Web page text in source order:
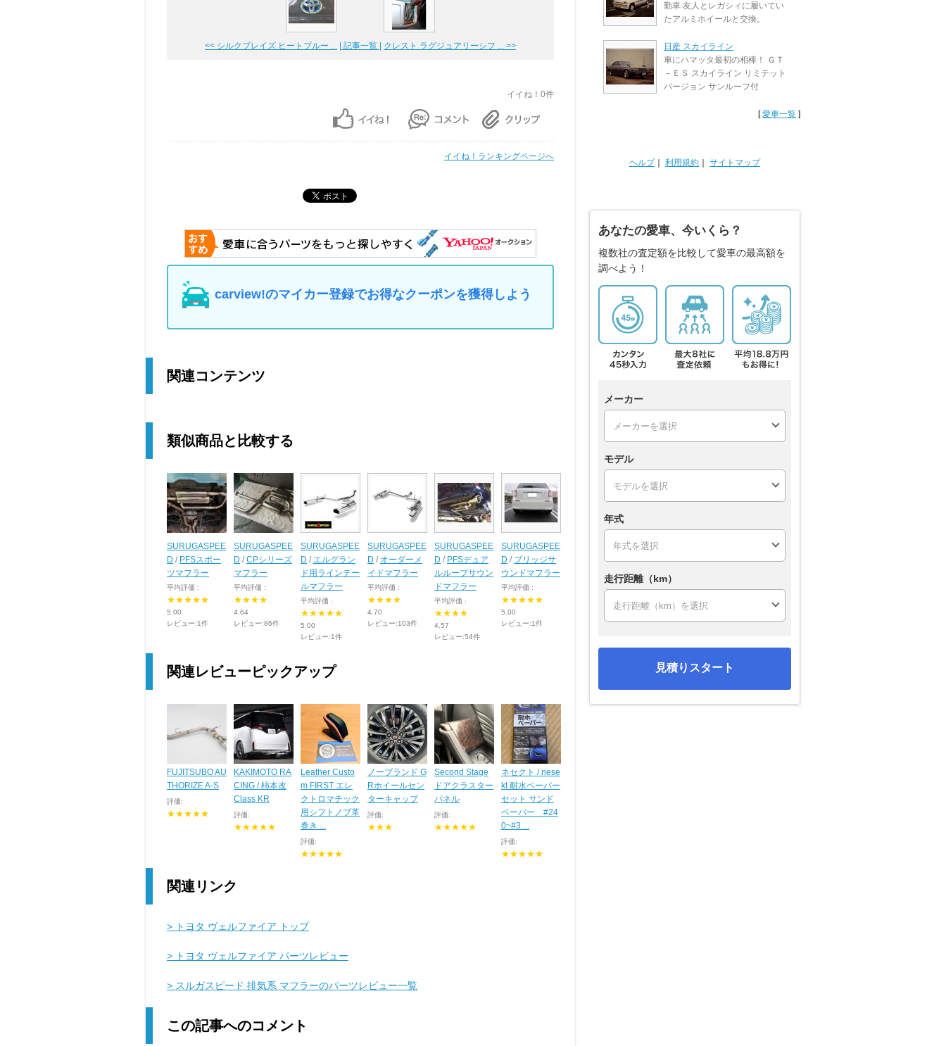
<< シルクブレイズ ヒートブルー ... | 記事一覧 | クレスト ラグジュアリーシフ ... >>
イイね！0件
イイね！ランキングページへ
carview!のマイカー登録でお得なクーポンを獲得しよう
関連コンテンツ
類似商品と比較する
SURUGASPEE
D / PFSスポー
ツマフラー
平均評価 :
★★★★★
5.00
レビュー:1件
SURUGASPEE
D /CPシリーズ
マフラー
平均評価 :
★★★★
4.64
レビュー:86件
SURUGASPEE
D / エルグラン
ド用ラインテー
ルマフラー
平均評価 :
★★★★★
5.00
レビュー:1件
SURUGASPEE
D / オーダーメ
イドマフラー
平均評価 :
★★★★
4.70
レビュー:103件
SURUGASPEE
D / PFSデュア
ルループサウン
ドマフラー
平均評価 :
★★★★
4.57
レビュー:54件
SURUGASPEE
D / ブリッジサ
ウンドマフラー
平均評価 :
★★★★★
5.00
レビュー:1件
関連レビューピックアップ
FUJITSUBO AU
THORIZE A-S
評価:
★★★★★
KAKIMOTO RA
CING / 柿本改
Class KR
評価:
★★★★★
Leather Custo
m FIRST エレ
クトロマチック
用シフトノブ革
巻き ...
評価:
★★★★★
ノーブランド G
Rホイールセン
ターキャップ
評価:
★★★
Second Stage
ドアクラスター
パネル
評価:
★★★★★
ネセクト / nese
kt 耐水ペーパー
セット サンド
ペーパー #24
0~#3 ...
評価:
★★★★★
関連リンク
> トヨタ ヴェルファイア トップ
> トヨタ ヴェルファイア パーツレビュー
> スルガスピード 排気系 マフラーのパーツレビュー一覧
この記事へのコメント
勤車 友人とレガシィに履いてい
たアルミホイールと交換。
日産 スカイライン
車にハマッタ最初の相棒！ ＧＴ
－ＥＳ スカイライン リミテット
バージョン サンルーフ付
[愛車一覧 ]
ヘルプ｜ 利用規約 サイトマップ
あなたの愛車、今いくら？
複数社の査定額を比較して愛車の最高額を
調べよう！
メーカー
モデル
年式
走行距離（km）
見積りスタート